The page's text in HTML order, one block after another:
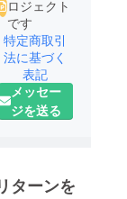
ロジェクト
です
特定商取引
法に基づく
表記
メッセー
ジを送る
ターンを